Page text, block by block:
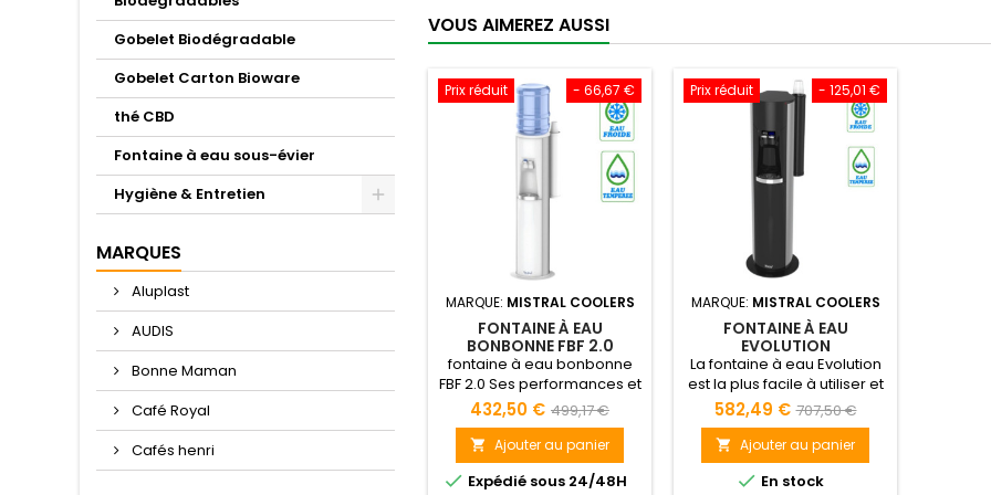
Gobelet Biodégradable
Gobelet Carton Bioware
thé CBD
Fontaine à eau sous-évier
Hygiène & Entretien
MARQUES
Aluplast
AUDIS
Bonne Maman
Café Royal
Cafés henri
VOUS AIMEREZ AUSSI
- 66,67 €
Prix réduit
MARQUE: MISTRAL COOLERS
FONTAINE À EAU
BONBONNE FBF 2.0
fontaine à eau bonbonne
FBF 2.0 Ses performances et
son élégance la rendent
utilisable dans tous les
environnements de travail.
Optez pour la pureté et
l’élégance avec la fontaine
432,50 € 499,17 €
 Ajouter au panier
 Expédié sous 24/48H
- 125,01 €
Prix réduit
MARQUE: MISTRAL COOLERS
FONTAINE À EAU
EVOLUTION
La fontaine à eau Evolution
est la plus facile à utiliser et
à entretenir. Compacte et
ergonomique, la fontaine a
eau Evolution est
spécialement conçue pour
les bureaux, magasins,
582,49 € 707,50 €
 Ajouter au panier
 En stock